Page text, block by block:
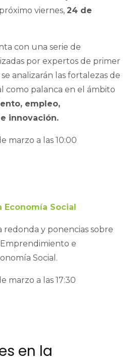
viernes, 24 de
con una serie de
por expertos de primer
analizarán las fortalezas de
como palanca en el ámbito
empleo,
innovación.
marzo a las 10:00
Economía Social
redonda y ponencias sobre
Emprendimiento e
Social.
marzo a las 17:30
en la